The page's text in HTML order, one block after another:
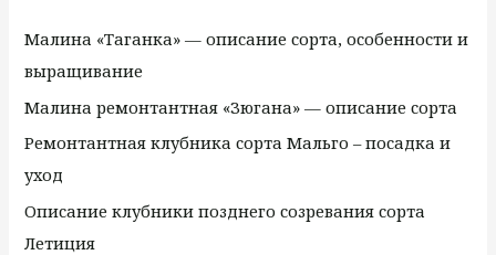
Малина «Таганка» — описание сорта, особенности и
выращивание
Малина ремонтантная «Зюгана» — описание сорта
Ремонтантная клубника сорта Мальго – посадка и
уход
Описание клубники позднего созревания сорта
Летиция